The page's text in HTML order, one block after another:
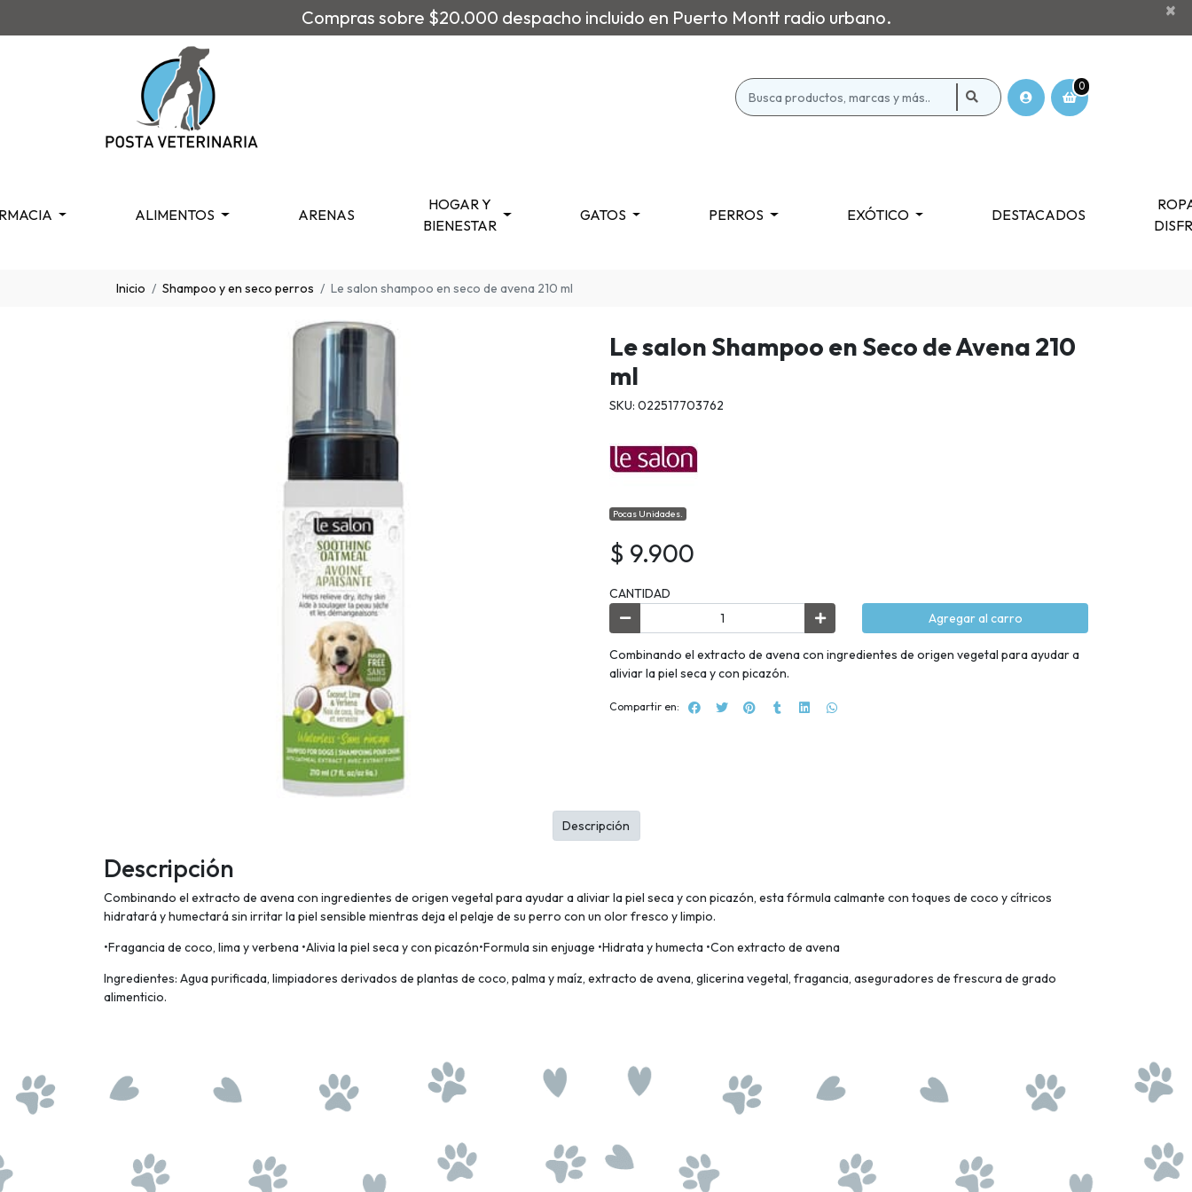
Compras sobre $20.000 despacho incluido en Puerto Montt radio urbano. ×
0
ALIMENTOS ARENAS
HOGAR Y
BIENESTAR
GATOS PERROS EXÓTICO DESTACADOS
Inicio Shampoo y en seco perros Le salon shampoo en seco de avena 210 ml
Le salon Shampoo en Seco de Avena 210
ml
SKU: 022517703762
Pocas Unidades.
$ 9.900
CANTIDAD
Agregar al carro
Combinando el extracto de avena con ingredientes de origen vegetal para ayudar a
aliviar la piel seca y con picazón.
Compartir en:
Descripción
Combinando el extracto de avena con ingredientes de origen vegetal para ayudar a aliviar la piel seca y con picazón, esta fórmula calmante con toques de coco y cítricos
hidratará y humectará sin irritar la piel sensible mientras deja el pelaje de su perro con un olor fresco y limpio.
•Fragancia de coco, lima y verbena •Alivia la piel seca y con picazón•Formula sin enjuage •Hidrata y humecta •Con extracto de avena
Ingredientes: Agua purificada, limpiadores derivados de plantas de coco, palma y maíz, extracto de avena, glicerina vegetal, fragancia, aseguradores de frescura de grado
alimenticio.
Descripción